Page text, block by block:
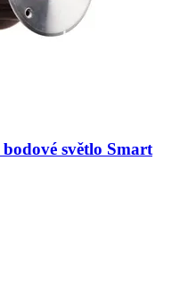
bodové světlo Smart